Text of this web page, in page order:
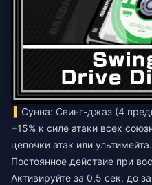
Сунна: Свинг-джаз (4
+15% к силе атаки всех
цепочки атак или ультимейта.
Постоянное действие при
Активируйте за 0,5 сек. до